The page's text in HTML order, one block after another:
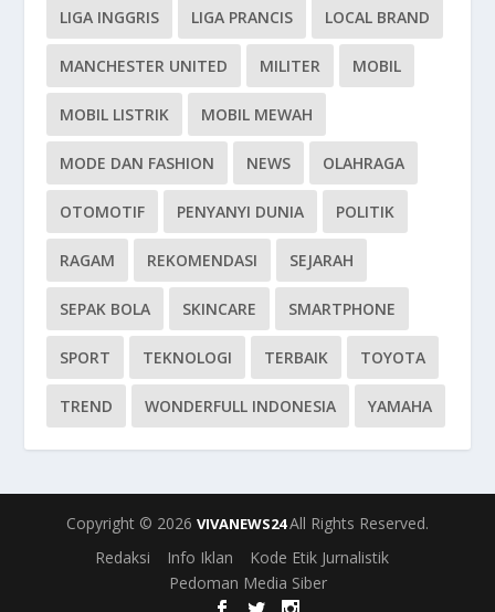
LIGA INGGRIS LIGA PRANCIS LOCAL BRAND
MANCHESTER UNITED MILITER MOBIL
MOBIL LISTRIK MOBIL MEWAH
MODE DAN FASHION NEWS OLAHRAGA
OTOMOTIF PENYANYI DUNIA POLITIK
RAGAM REKOMENDASI SEJARAH
SEPAK BOLA SKINCARE SMARTPHONE
SPORT TEKNOLOGI TERBAIK TOYOTA
TREND WONDERFULL INDONESIA YAMAHA
Copyright © 2026 VIVANEWS24All Rights Reserved.
Redaksi
Info Iklan
Kode Etik Jurnalistik
Pedoman Media Siber